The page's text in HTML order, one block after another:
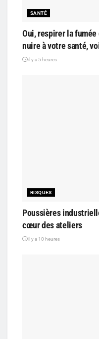
SANTÉ
Oui, respirer la
nuire à votre santé,
il y a 5 heures
RISQUES
Poussières
cœur des ateliers
il y a 10 heures